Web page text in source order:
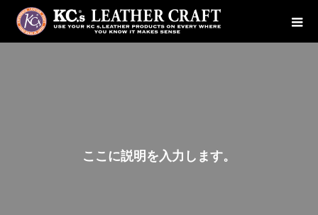
こ こ に説明 を 入 力 し ま す。